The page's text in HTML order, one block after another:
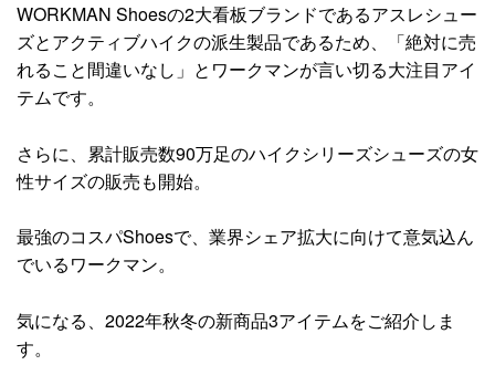
WORKMAN Shoesの2大看板ブランドであるアスレシュー
ズとアクティブハイクの派生製品であるため、「絶対に売
れること間違いなし」とワークマンが言い切る大注目アイ
テムです。
さらに、累計販売数90万足のハイクシリーズシューズの女
性サイズの販売も開始。
最強のコスパShoesで、業界シェア拡大に向けて意気込ん
でいるワークマン。
気になる、2022年秋冬の新商品3アイテムをご紹介しま
す。